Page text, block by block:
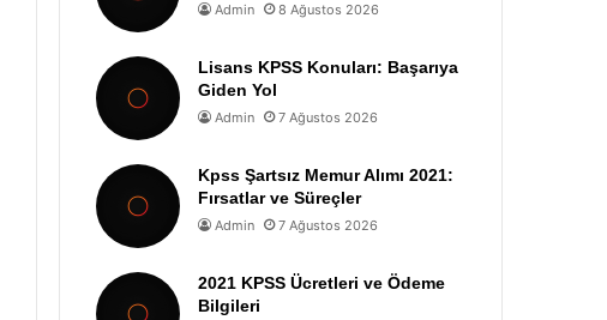
Admin 8 Ağustos 2026
Lisans KPSS Konuları: Başarıya
Giden Yol
Admin 7 Ağustos 2026
Kpss Şartsız Memur Alımı 2021:
Fırsatlar ve Süreçler
Admin 7 Ağustos 2026
2021 KPSS Ücretleri ve Ödeme
Bilgileri